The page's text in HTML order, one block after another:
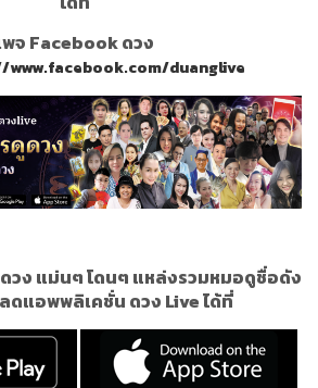
พจ Facebook ดวง
duanglive
วง แม่นๆ โดนๆ แหล่งรวมหมอดูชื่อดัง
ดแอพพลิเคชั่น ดวง Live ได้ที่